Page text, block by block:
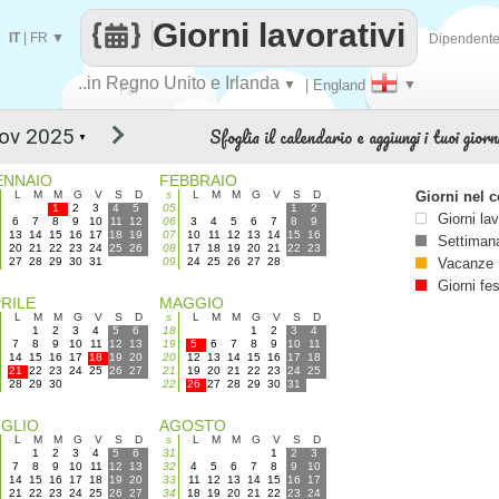
Fai
..in Regno Unito e Irlanda ▼ | England ▼
Giorni lavorativi
IT| FR ▼
▼ Sfoglia il calendario e aggiungi i tuoi
L M M G V S
D
1
2 3 4
5
6
7 8 9 10 11
12
13
14 15 16 17 18
19
20 21 22 23 24 25
26
27
28 29 30 31
FEBBRAIO
s L M M G V S
D
05
1
2
06
3 4 5 6 7 8
9
07
10 11 12 13 14 15
16
08
17 18 19 20 21 22
23
09
24 25 26 27 28
L M M G V S
D
1
2 3 4 5
6
7
8 9 10 11 12
13
14
15 16 17 18 19
20
21
22 23 24 25 26
27
28
29 30
MAGGIO
s L M M G V S
D
18
1 2 3
4
19
5 6 7 8 9 10
11
20
12 13 14 15 16 17
18
21
19 20 21 22 23 24
25
22
26 27 28 29 30 31
L M M G V S
D
1
2 3 4 5
6
7
8 9 10 11 12
13
14
15 16 17 18 19
20
21
22 23 24 25 26
27
AGOSTO
s L M M G V S
D
31
1 2
3
32
4 5 6 7 8 9
10
33
11 12 13 14 15 16
17
34
18 19 20 21 22 23
24
Giorni nel
Giorni
Vacanze
Giorni